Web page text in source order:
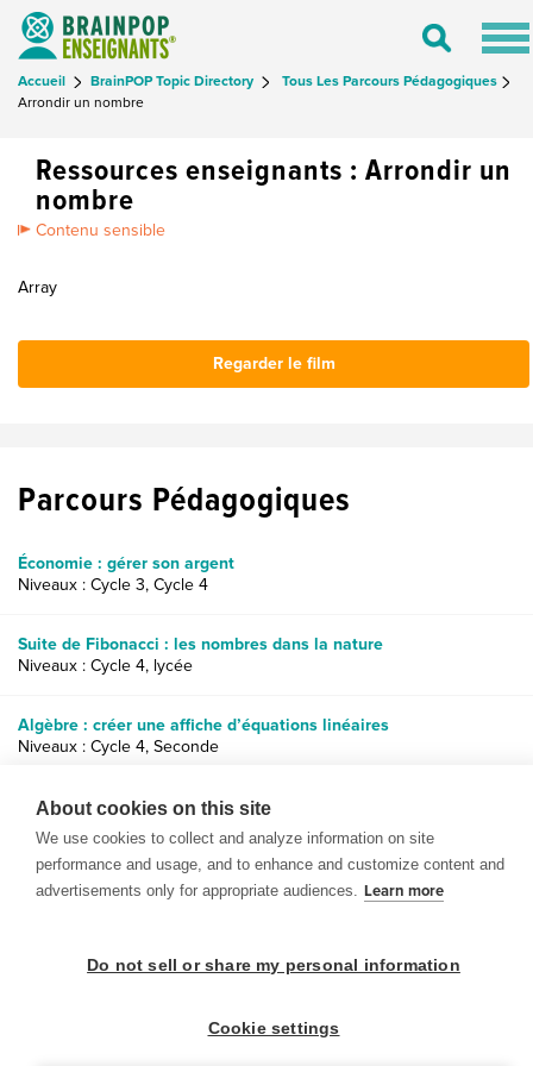
Toggle
Accueil BrainPOP Topic Directory
Tous Les Parcours Pédagogiques
Arrondir un nombre
Ressources enseignants : Arrondir un
nombre
Contenu sensible
Array
Regarder le film
Parcours Pédagogiques
Économie : gérer son argent
Niveaux : Cycle 3, Cycle 4
Suite de Fibonacci : les nombres dans la nature
Niveaux : Cycle 4, lycée
Algèbre : créer une affiche d’équations linéaires
Niveaux : Cycle 4, Seconde
Concepts d’algèbre et inégalités : taille contre envergure
Niveaux : Cycle 4, Seconde
About cookies on this site
We use cookies to collect and analyze information on site
performance and usage, and to enhance and customize content and
advertisements only for appropriate audiences. Learn more
Do not sell or share my personal information
Cookie settings